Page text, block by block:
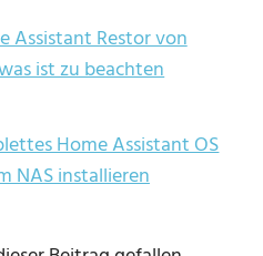
Assistant Restor von
ist zu beachten
Home Assistant OS
NAS installieren